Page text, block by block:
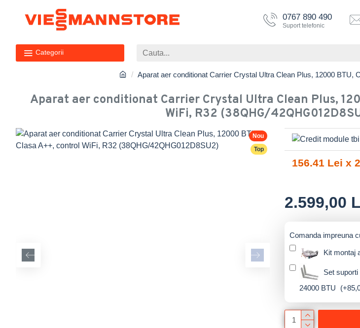
0767 890 490
Suport telefonic
Categorii
Aparat aer conditionat Carrier Crystal Ultra Clean Plus, 12000
Aparat aer conditionat Carrier Crystal Ultra Clean Plus,
WiFi, R32 (38QHG/
Nou
Top
2.599,00
Comanda impreuna
Kit montaj
Set
24000 BTU
156.41 Lei x